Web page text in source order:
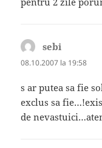
sebi
08.10.2007 la 19:58
s ar putea sa fie
exclus sa
de